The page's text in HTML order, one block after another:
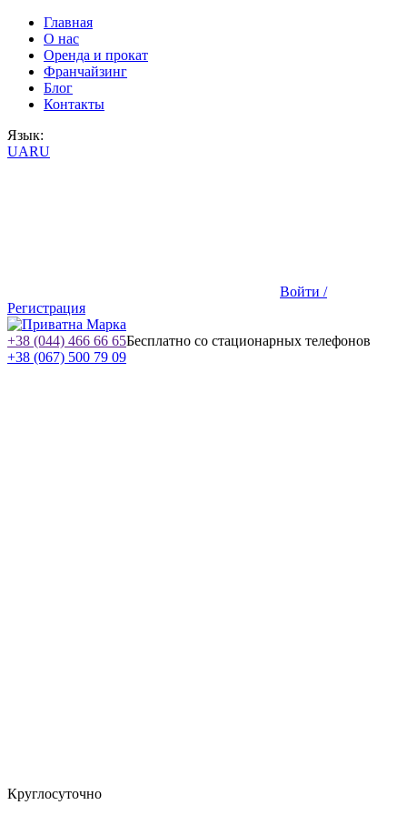
Главная
О нас
Оренда и прокат
Франчайзинг
Блог
Контакты
Язык:
UARU
Войти /
Регистрация
+38 (044) 466 66 65Бесплатно со стационарных телефонов
+38 (067) 500 79 09
Круглосуточно